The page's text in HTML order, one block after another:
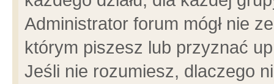
Administrator forum mógł nie
którym piszesz lub przyznać
Jeśli nie rozumiesz, dlaczego